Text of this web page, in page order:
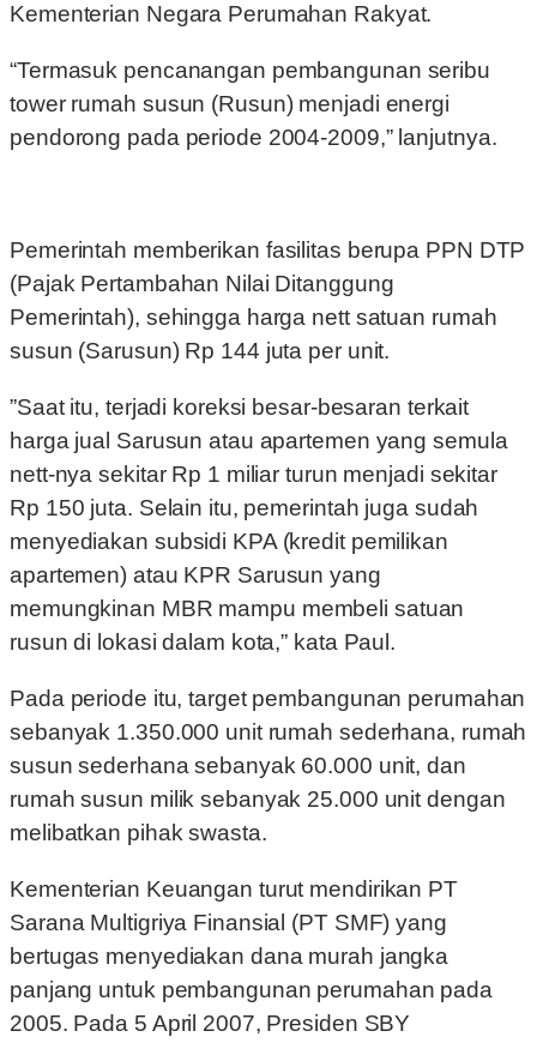
Kementerian Negara Perumahan Rakyat.
“Termasuk pencanangan pembangunan seribu
tower rumah susun (Rusun) menjadi energi
pendorong pada periode 2004-2009,” lanjutnya.
Pemerintah memberikan fasilitas berupa PPN DTP
(Pajak Pertambahan Nilai Ditanggung
Pemerintah), sehingga harga nett satuan rumah
susun (Sarusun) Rp 144 juta per unit.
”Saat itu, terjadi koreksi besar-besaran terkait
harga jual Sarusun atau apartemen yang semula
nett-nya sekitar Rp 1 miliar turun menjadi sekitar
Rp 150 juta. Selain itu, pemerintah juga sudah
menyediakan subsidi KPA (kredit pemilikan
apartemen) atau KPR Sarusun yang
memungkinan MBR mampu membeli satuan
rusun di lokasi dalam kota,” kata Paul.
Pada periode itu, target pembangunan perumahan
sebanyak 1.350.000 unit rumah sederhana, rumah
susun sederhana sebanyak 60.000 unit, dan
rumah susun milik sebanyak 25.000 unit dengan
melibatkan pihak swasta.
Kementerian Keuangan turut mendirikan PT
Sarana Multigriya Finansial (PT SMF) yang
bertugas menyediakan dana murah jangka
panjang untuk pembangunan perumahan pada
2005. Pada 5 April 2007, Presiden SBY